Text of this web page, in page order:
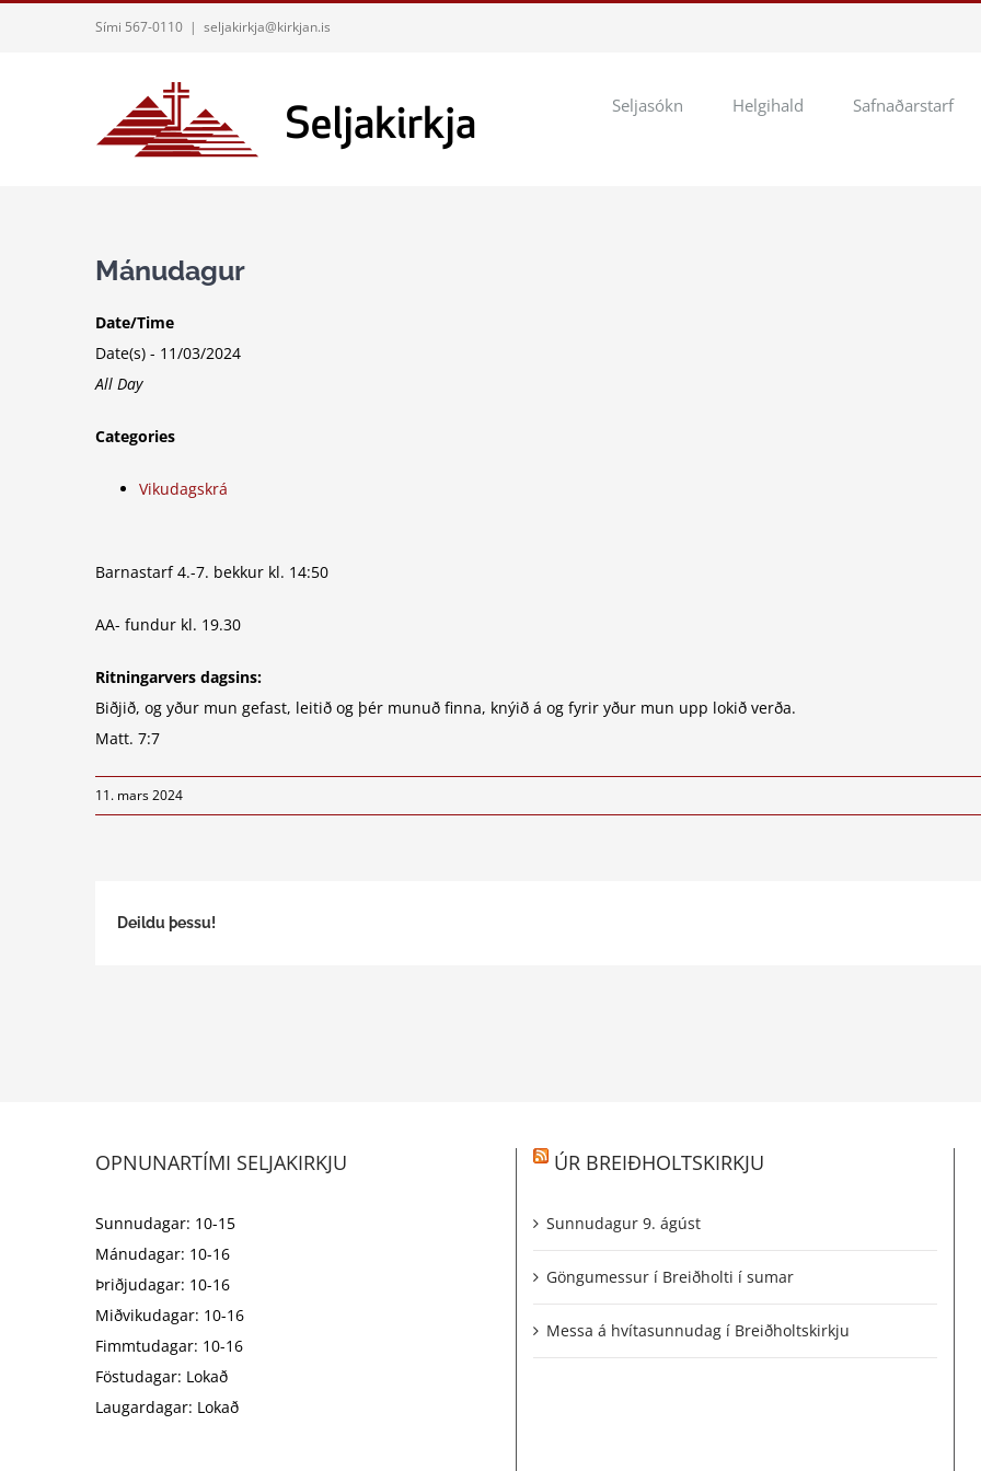
Sími 567-0110 | seljakirkja@kirkjan.is
Seljasókn Helgihald Safnaðarstarf
Mánudagur
Date/Time
Date(s) - 11/03/2024
All Day
Categories
Vikudagskrá
Barnastarf 4.-7. bekkur kl. 14:50
AA- fundur kl. 19.30
Ritningarvers dagsins:
Biðjið, og yður mun gefast, leitið og þér munuð finna, knýið á og fyrir yður mun upp lokið verða.
Matt. 7:7
11. mars 2024
Deildu þessu!
OPNUNARTÍMI SELJAKIRKJU
Sunnudagar: 10-15
Mánudagar: 10-16
Þriðjudagar: 10-16
Miðvikudagar: 10-16
Fimmtudagar: 10-16
Föstudagar: Lokað
Laugardagar: Lokað
ÚR BREIÐHOLTSKIRKJU
Sunnudagur 9. ágúst
Göngumessur í Breiðholti í sumar
Messa á hvítasunnudag í Breiðholtskirkju